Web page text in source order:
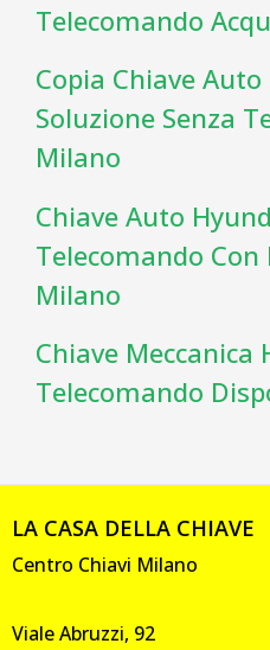
Telecomando
Copia Chiave
Soluzione Senza
Milano
Chiave Auto
Telecomando
Milano
Chiave Meccanica
Telecomando
LA CASA DELLA CHIAVE
Centro Chiavi Milano
Viale Abruzzi, 92